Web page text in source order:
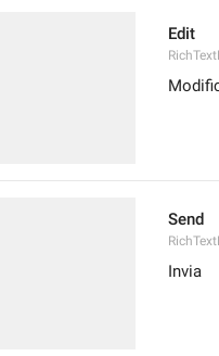
Edit
Send
Invia